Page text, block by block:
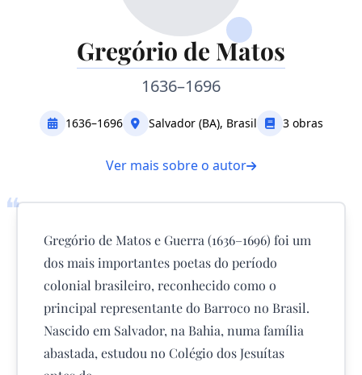
Gregório de Matos
1636–1696
1636–1696 Salvador (BA), Brasil 3 obras
Ver mais sobre o autor
❝
Gregório de Matos e Guerra (1636–1696) foi um
dos mais importantes poetas do período
colonial brasileiro, reconhecido como o
principal representante do Barroco no Brasil.
Nascido em Salvador, na Bahia, numa família
abastada, estudou no Colégio dos Jesuítas